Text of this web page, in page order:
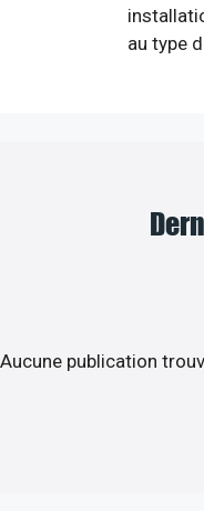
au type
Aucune publication